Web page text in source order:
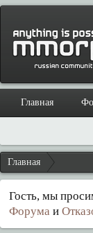
Главная
Гость, мы
Форума и
Главная